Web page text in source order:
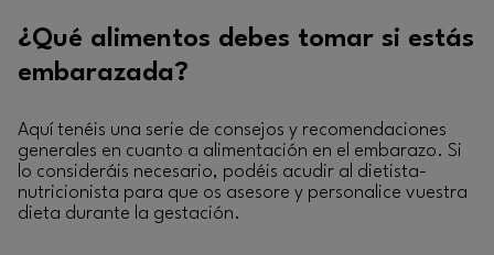
¿Qué alimentos debes tomar si estás
embarazada?
Aquí tenéis una serie de consejos y recomendaciones
generales en cuanto a alimentación en el embarazo. Si
lo consideráis necesario, podéis acudir al dietista-
nutricionista para que os asesore y personalice vuestra
dieta durante la gestación.